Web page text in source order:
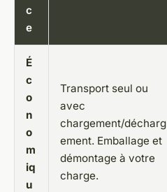
c
e
É
c
o
n
o
m
iq
u
Transport seul ou
avec
chargement/décharg
ement. Emballage et
démontage à votre
charge.